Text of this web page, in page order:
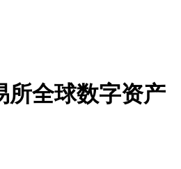
所全球数字资产